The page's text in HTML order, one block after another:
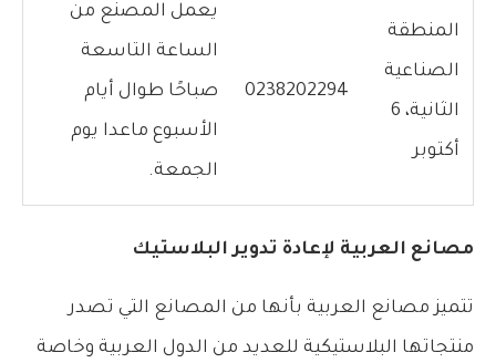
المنطقة
الصناعية
الثانية، 6
أكتوبر
0238202294
يعمل المصنع من
الساعة التاسعة
صباحًا طوال أيام
الأسبوع ماعدا يوم
الجمعة.
مصانع العربية لإعادة تدوير البلاستيك
تتميز مصانع العربية بأنها من المصانع التي تصدر
منتجاتها البلاستيكية للعديد من الدول العربية وخاصة